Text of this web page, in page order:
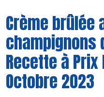
Crème brûlée
champignons
Recette à Prix
Octobre 2023